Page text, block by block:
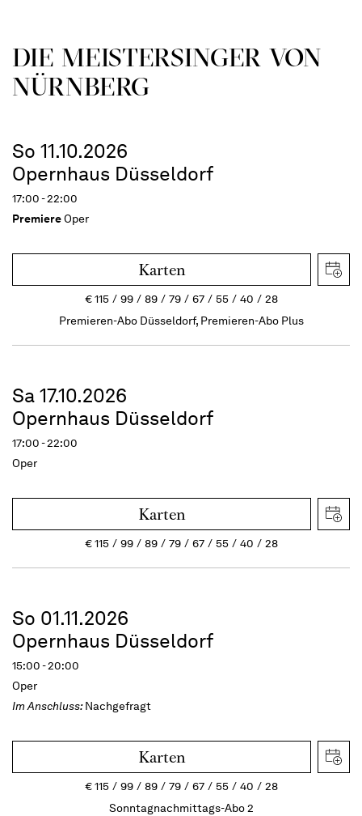
DIE MEISTERSINGER VON
NÜRNBERG
So 11.10.2026
Opernhaus Düsseldorf
17:00 - 22:00
PremiereOper
Karten
€115 99 89 79 67 55 40
28
Premieren-Abo Düsseldorf, Premieren-Abo Plus
Sa 17.10.2026
Opernhaus Düsseldorf
17:00 - 22:00
Oper
Karten
€115 99 89 79 67 55 40 28
So 01.11.2026
Opernhaus Düsseldorf
15:00 - 20:00
Oper
Im Anschluss:Nachgefragt
Karten
€115 99 89 79 67 55 40
28
Sonntagnachmittags-Abo 2